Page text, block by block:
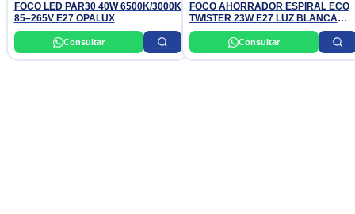
FOCO LED PAR30 40W 6500K/3000K
85–265V E27 OPALUX
Consultar
FOCO AHORRADOR ESPIRAL ECO
TWISTER 23W E27 LUZ BLANCA
PHILIPS
Consultar